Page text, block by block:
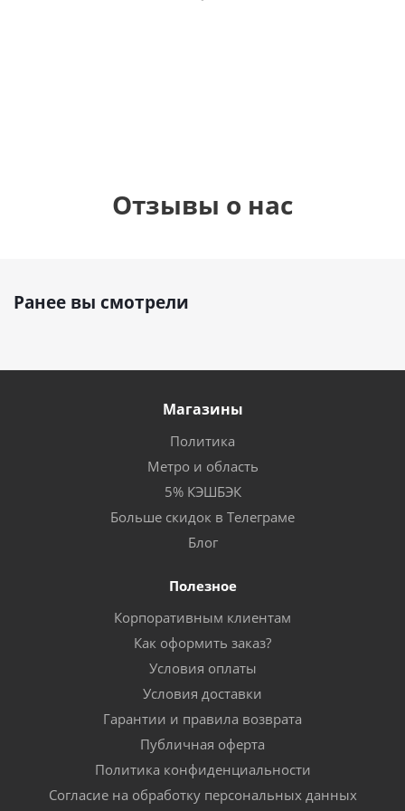
Отзывы о нас
Ранее вы смотрели
Магазины
Политика
Метро и область
5% КЭШБЭК
Больше скидок в Телеграме
Блог
Полезное
Корпоративным клиентам
Как оформить заказ?
Условия оплаты
Условия доставки
Гарантии и правила возврата
Публичная оферта
Политика конфиденциальности
Согласие на обработку персональных данных